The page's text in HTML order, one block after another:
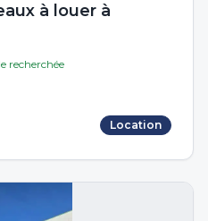
à louer à
recherchée
Location